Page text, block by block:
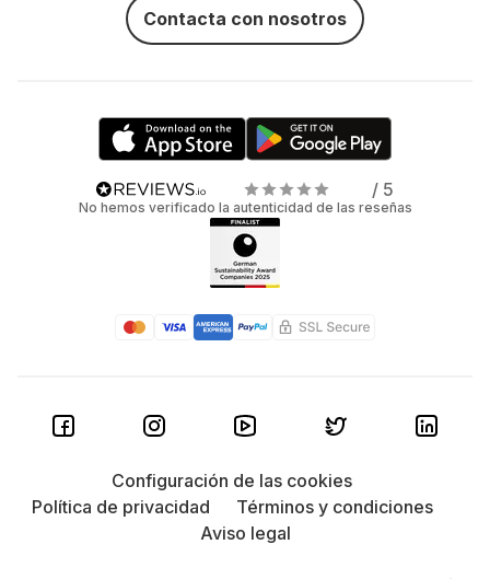
Contacta con nosotros
/ 5
No hemos verificado la autenticidad de las reseñas
Configuración de las cookies
Política de privacidad
Términos y condiciones
Aviso legal